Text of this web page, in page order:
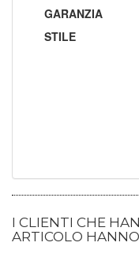
GARANZIA
STILE
I CLIENTI CHE
ARTICOLO